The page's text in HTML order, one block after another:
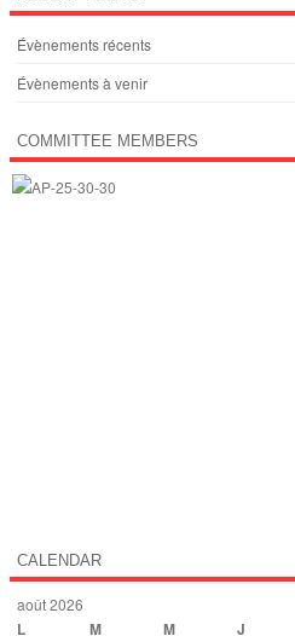
Évènements récents
Évènements à venir
COMMITTEE MEMBERS
CALENDAR
août 2026
L M M J